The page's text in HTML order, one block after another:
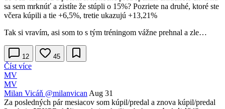
sa sem mrknúť a zistíte že stúpli o 15%? Pozriete na druhé, ktoré ste
včera kúpili a tie +6,5%, tretie ukazujú +13,21%
Tak si vravím, asi som to s tým tréningom vážne prehnal a zle…
12 45
Číst více
MV
MV
Milan Vicáň @milanvican Aug 31
Za posledných pár mesiacov som kúpil/predal a znova kúpil/predal